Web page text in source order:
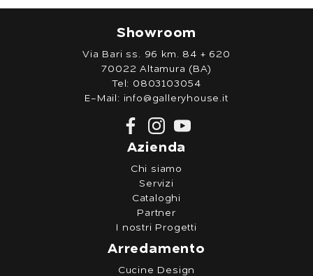
Showroom
Via Bari ss. 96 km. 84 + 620
70022 Altamura (BA)
Tel: 0803103054
E-Mail: info@galleryhouse.it
Azienda
Chi siamo
Servizi
Cataloghi
Partner
I nostri Progetti
Arredamento
Cucine Design